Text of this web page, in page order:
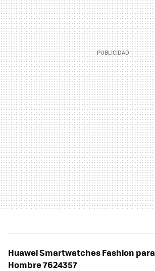
Huawei Smartwatches Fashion para
Hombre 7624357